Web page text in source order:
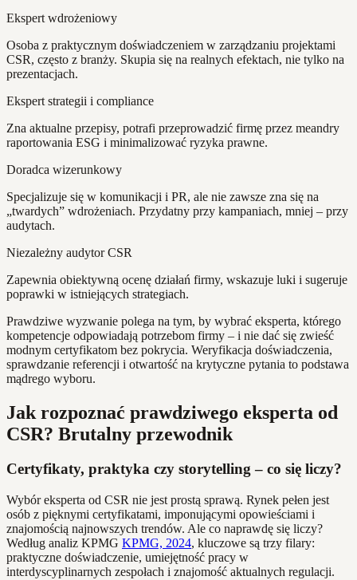
Ekspert wdrożeniowy
Osoba z praktycznym doświadczeniem w zarządzaniu projektami
CSR, często z branży. Skupia się na realnych efektach, nie tylko na
prezentacjach.
Ekspert strategii i compliance
Zna aktualne przepisy, potrafi przeprowadzić firmę przez meandry
raportowania ESG i minimalizować ryzyka prawne.
Doradca wizerunkowy
Specjalizuje się w komunikacji i PR, ale nie zawsze zna się na
„twardych” wdrożeniach. Przydatny przy kampaniach, mniej – przy
audytach.
Niezależny audytor CSR
Zapewnia obiektywną ocenę działań firmy, wskazuje luki i sugeruje
poprawki w istniejących strategiach.
Prawdziwe wyzwanie polega na tym, by wybrać eksperta, którego
kompetencje odpowiadają potrzebom firmy – i nie dać się zwieść
modnym certyfikatom bez pokrycia. Weryfikacja doświadczenia,
sprawdzanie referencji i otwartość na krytyczne pytania to podstawa
mądrego wyboru.
Jak rozpoznać prawdziwego eksperta od
CSR? Brutalny przewodnik
Certyfikaty, praktyka czy storytelling – co się liczy?
Wybór eksperta od CSR nie jest prostą sprawą. Rynek pełen jest
osób z pięknymi certyfikatami, imponującymi opowieściami i
znajomością najnowszych trendów. Ale co naprawdę się liczy?
Według analiz KPMG KPMG, 2024, kluczowe są trzy filary:
praktyczne doświadczenie, umiejętność pracy w
interdyscyplinarnych zespołach i znajomość aktualnych regulacji.